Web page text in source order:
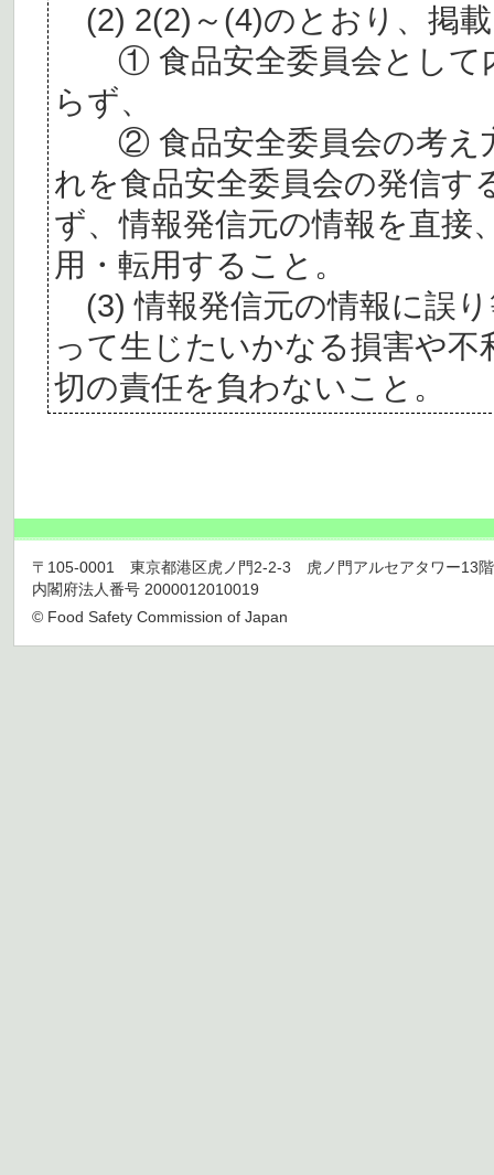
(2) 2(2)～(4)のとおり、掲
① 食品安全委員会として
らず、
② 食品安全委員会の考え
れを食品安全委員会の発信す
ず、情報発信元の情報を直接
用・転用すること。
(3) 情報発信元の情報に誤
って生じたいかなる損害や
切の責任を負わないこと。
〒105-0001 東京都港区虎ノ門2-2-3 虎ノ門アルセアタワー13
内閣府法人番号 2000012010019
© Food Safety Commission of Japan